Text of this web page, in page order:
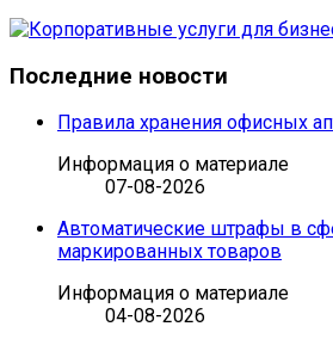
Последние новости
Правила хранения офисных
Информация о материале
07-08-2026
Автоматические штрафы в
маркированных товаров
Информация о материале
04-08-2026